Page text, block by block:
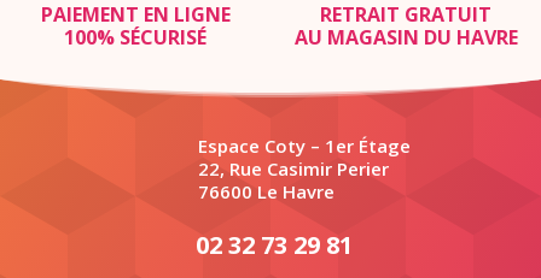
PAIEMENT EN LIGNE
100% SÉCURISÉ
RETRAIT GRATUIT
AU MAGASIN DU HAVRE
Espace Coty – 1er Étage
22, Rue Casimir Perier
76600 Le Havre
02 32 73 29 81